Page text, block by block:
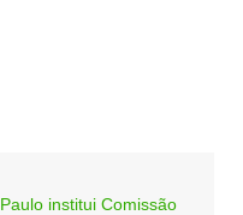
institui Comissão